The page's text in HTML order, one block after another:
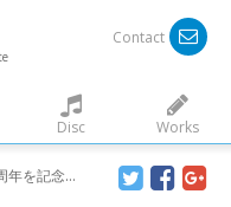
Contact
Disc Works
リースします！！